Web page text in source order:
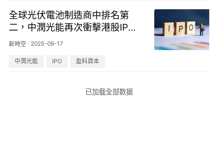
全球光伏電池制造商中排名第
二，中潤光能再次衝擊港股IP
O！
新時空· 2025-09-17
中潤光能 IPO 盈科資本
已加载全部数据